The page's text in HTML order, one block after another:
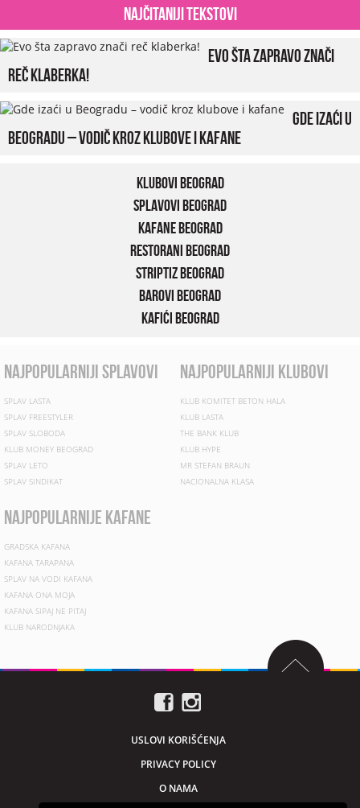
Najčitaniji tekstovi
Evo šta zapravo znači
reč klaberka!
Gde izaći u
Beogradu – vodič kroz klubove i kafane
Klubovi Beograd
Splavovi Beograd
Kafane Beograd
Restorani Beograd
Striptiz Beograd
Barovi Beograd
Kafići Beograd
najpopularniji splavovi
SPLAV LASTA
SPLAV FREESTYLER
SPLAV SLOBODA
KLUB MONEY BEOGRAD
SPLAV LETO
SPLAV SINDIKAT
najpopularniji klubovi
KLUB KOMITET BETON HALA
KLUB LASTA
THE BANK KLUB
KLUB HYPE
MR STEFAN BRAUN
NACIONALNA KLASA
najpopularnije kafane
GRADSKA KAFANA
KAFANA TARAPANA
SPLAV NA VODI KAFANA
KAFANA ONA MOJA
KAFANA SIPAJ NE PITAJ
KLUB NARODNJAKA
USLOVI KORIŠĆENJA
PRIVACY POLICY
O NAMA